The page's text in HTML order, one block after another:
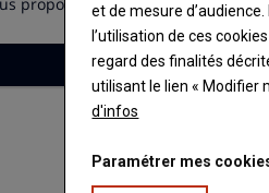
et de mesure
l’utilisation de ces
regard des finalités
utilisant le lien « Modifier
d'infos
Paramétrer mes